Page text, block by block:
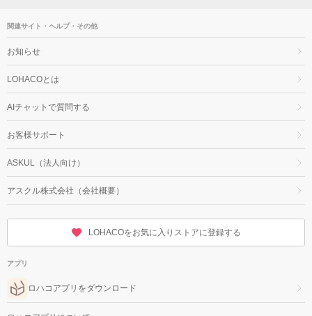
関連サイト・ヘルプ・その他
お知らせ
LOHACOとは
AIチャットで質問する
お客様サポート
ASKUL（法人向け）
アスクル株式会社（会社概要）
LOHACOをお気に入りストアに登録する
アプリ
ロハコアプリをダウンロード